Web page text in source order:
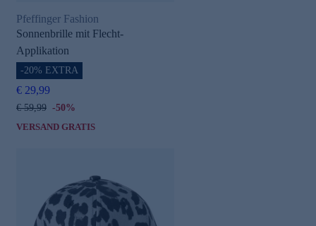
Pfeffinger Fashion
Sonnenbrille mit Flecht-
Applikation
-20% EXTRA
€ 29,99
€ 59,99 -50%
VERSAND GRATIS